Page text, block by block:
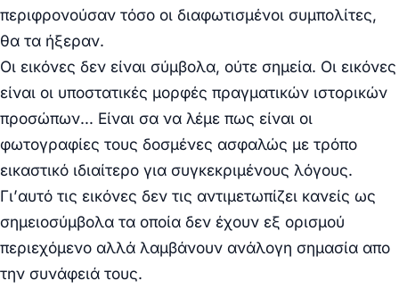
περιφρονούσαν τόσο οι διαφωτισμένοι συμπολίτες,
θα τα ήξεραν.
Οι εικόνες δεν είναι σύμβολα, ούτε σημεία. Οι εικόνες
είναι οι υποστατικές μορφές πραγματικών ιστορικών
προσώπων… Είναι σα να λέμε πως είναι οι
φωτογραφίες τους δοσμένες ασφαλώς με τρόπο
εικαστικό ιδιαίτερο για συγκεκριμένους λόγους.
Γι’αυτό τις εικόνες δεν τις αντιμετωπίζει κανείς ως
σημειοσύμβολα τα οποία δεν έχουν εξ ορισμού
περιεχόμενο αλλά λαμβάνουν ανάλογη σημασία απο
την συνάφειά τους.